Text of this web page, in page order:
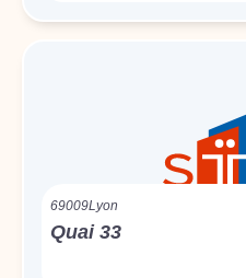
69009Lyon
Quai 33